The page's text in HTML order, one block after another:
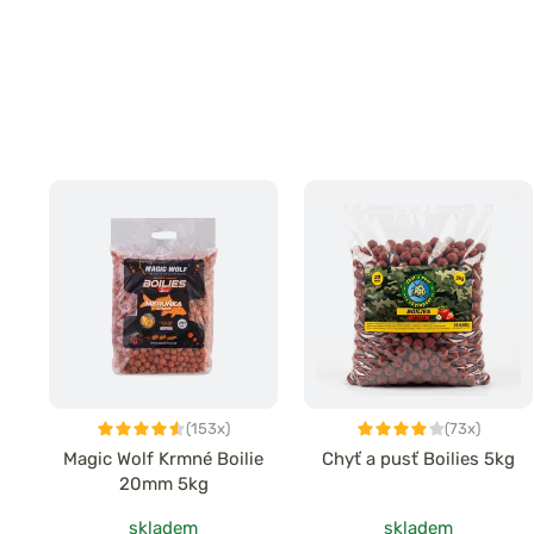
(153x)
Magic Wolf Krmné Boilie
20mm 5kg
skladem
(73x)
Chyť a pusť Boilies 5kg
skladem